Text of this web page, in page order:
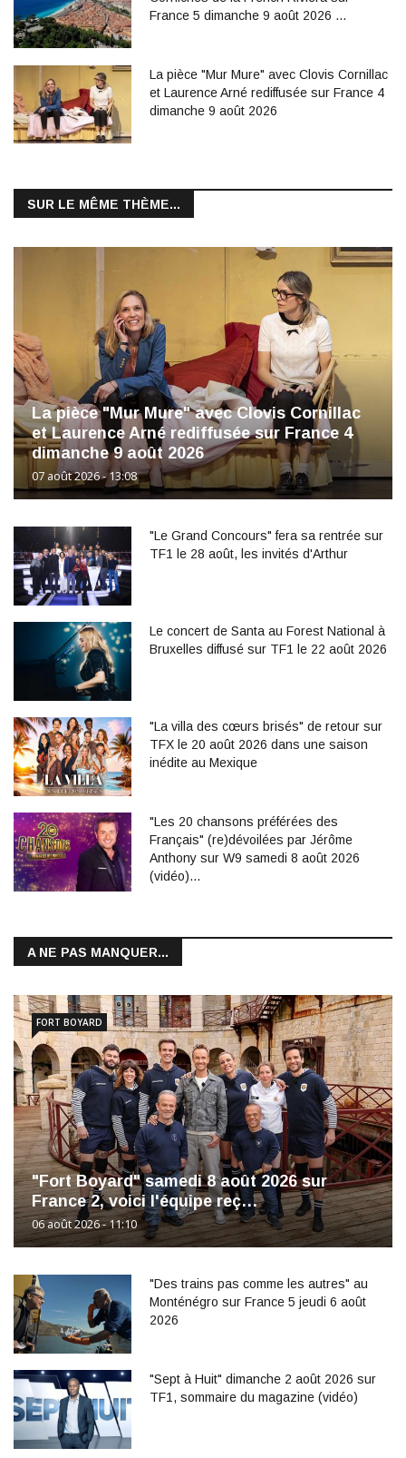
France 5 dimanche 9 août 2026 …
La pièce "Mur Mure" avec Clovis Cornillac
et Laurence Arné rediffusée sur France 4
dimanche 9 août 2026
SUR LE MÊME THÈME...
La pièce "Mur Mure" avec Clovis Cornillac
et Laurence Arné rediffusée sur France 4
dimanche 9 août 2026
07 août 2026 - 13:08
"Le Grand Concours" fera sa rentrée sur
TF1 le 28 août, les invités d'Arthur
Le concert de Santa au Forest National à
Bruxelles diffusé sur TF1 le 22 août 2026
"La villa des cœurs brisés" de retour sur
TFX le 20 août 2026 dans une saison
inédite au Mexique
"Les 20 chansons préférées des
Français" (re)dévoilées par Jérôme
Anthony sur W9 samedi 8 août 2026
(vidéo)…
A NE PAS MANQUER...
"Fort Boyard" samedi 8 août 2026 sur
France 2, voici l'équipe reç…
06 août 2026 - 11:10
FORT BOYARD
"Des trains pas comme les autres" au
Monténégro sur France 5 jeudi 6 août
2026
"Sept à Huit" dimanche 2 août 2026 sur
TF1, sommaire du magazine (vidéo)